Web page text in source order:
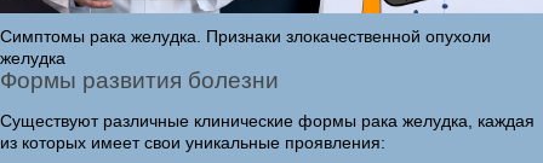
Симптомы рака желудка. Признаки злокачественной опухоли
желудка
Формы развития болезни
Существуют различные клинические формы рака желудка, каждая
из которых имеет свои уникальные проявления: